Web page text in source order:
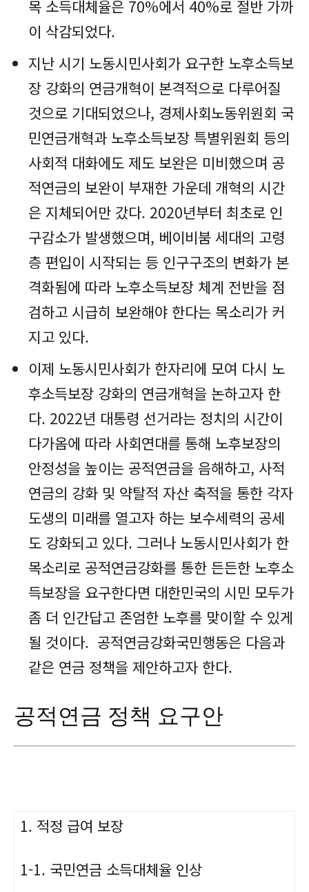
목 소득대체율은 70%에서 40%로 절반 가까
이 삭감되었다.
지난 시기 노동시민사회가 요구한 노후소득보
장 강화의 연금개혁이 본격적으로 다루어질
것으로 기대되었으나, 경제사회노동위원회 국
민연금개혁과 노후소득보장 특별위원회 등의
사회적 대화에도 제도 보완은 미비했으며 공
적연금의 보완이 부재한 가운데 개혁의 시간
은 지체되어만 갔다. 2020년부터 최초로 인
구감소가 발생했으며, 베이비붐 세대의 고령
층 편입이 시작되는 등 인구구조의 변화가 본
격화됨에 따라 노후소득보장 체계 전반을 점
검하고 시급히 보완해야 한다는 목소리가 커
지고 있다.
이제 노동시민사회가 한자리에 모여 다시 노
후소득보장 강화의 연금개혁을 논하고자 한
다. 2022년 대통령 선거라는 정치의 시간이
다가옴에 따라 사회연대를 통해 노후보장의
안정성을 높이는 공적연금을 음해하고, 사적
연금의 강화 및 약탈적 자산 축적을 통한 각자
도생의 미래를 열고자 하는 보수세력의 공세
도 강화되고 있다. 그러나 노동시민사회가 한
목소리로 공적연금강화를 통한 든든한 노후소
득보장을 요구한다면 대한민국의 시민 모두가
좀 더 인간답고 존엄한 노후를 맞이할 수 있게
될 것이다. 공적연금강화국민행동은 다음과
같은 연금 정책을 제안하고자 한다.
공적연금 정책 요구안
1. 적정 급여 보장
1-1. 국민연금 소득대체율 인상